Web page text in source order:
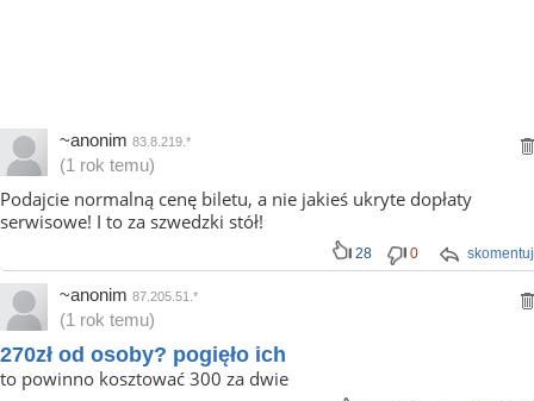
~anonim 83.8.219.*
(1 rok temu)
Podajcie normalną cenę biletu, a nie jakieś ukryte dopłaty
serwisowe! I to za szwedzki stół!
skomentuj
28 0
~anonim 87.205.51.*
(1 rok temu)
270zł od osoby? pogięło ich
to powinno kosztować 300 za dwie